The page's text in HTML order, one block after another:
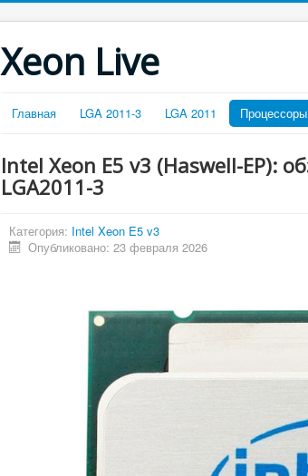
Xeon Live
Главная LGA 2011-3 LGA 2011 Процессоры
Intel Xeon E5 v3 (Haswell-EP):
LGA2011-3
Категория: Intel Xeon E5 v3
Опубликовано: 23 февраля 2026